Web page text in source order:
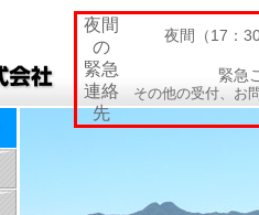
夜間
の
緊急
連絡
先
夜間（17：
緊急
その他の受付、お